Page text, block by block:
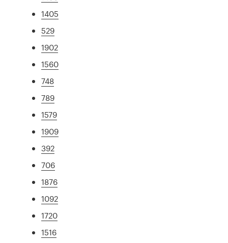
1405
529
1902
1560
748
789
1579
1909
392
706
1876
1092
1720
1516